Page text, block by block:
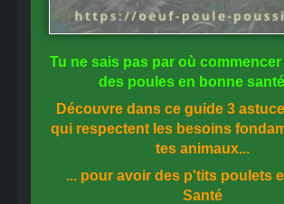
Tu ne sais pas par où commencer
des poules en bonne santé
Découvre dans ce guide 3
qui respectent les besoins
tes animaux...
... pour avoir des p'tits poulets
Santé